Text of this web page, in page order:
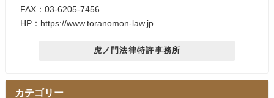
FAX：03-6205-7456
HP：https://www.toranomon-law.jp
虎ノ門法律特許事務所
カテゴリー